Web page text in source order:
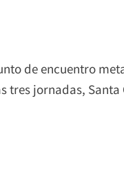
de encuentro
tres jornadas,